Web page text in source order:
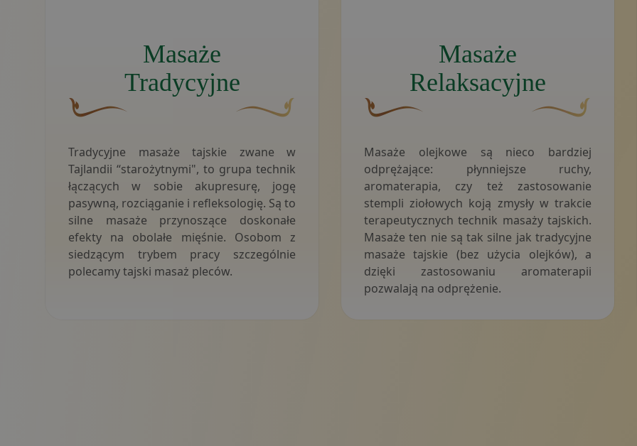
Masaże
Tradycyjne
Tradycyjne masaże tajskie zwane w
Tajlandii “starożytnymi", to grupa technik
łączących w sobie akupresurę, jogę
pasywną, rozciąganie i refleksologię. Są to
silne masaże przynoszące doskonałe
efekty na obolałe mięśnie. Osobom z
siedzącym trybem pracy szczególnie
polecamy tajski masaż pleców.
Masaże
Relaksacyjne
Brązowy, ozdobny element graficzny wZłoty ozdobny
Masaże olejkowe są nieco bardziej
odprężające: płynniejsze ruchy,
aromaterapia, czy też zastosowanie
stempli ziołowych koją zmysły w trakcie
terapeutycznych technik masaży tajskich.
Masaże ten nie są tak silne jak tradycyjne
masaże tajskie (bez użycia olejków), a
dzięki zastosowaniu aromaterapii
pozwalają na odprężenie.